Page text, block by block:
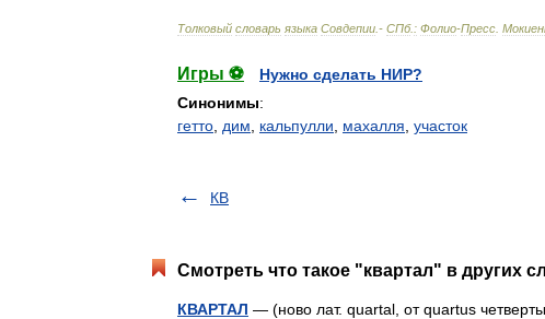
Толковый словарь языка Совдепии .- СПб. : Фолио-Пресс
Игры ⚽
Нужно сделать НИР?
Синонимы:
гетто дим кальпулли махалля участок
КВ
Смотреть что такое "квартал" в других
КВАРТАЛ — (ново лат. quartal, от quartus